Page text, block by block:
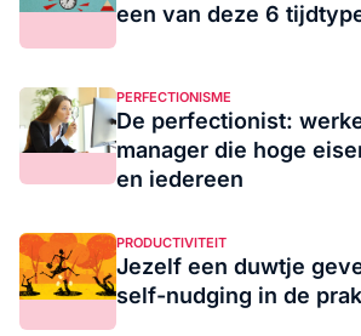
een van deze 6
PERFECTIONISME
De perfectionist:
manager die hoge
en iedereen
PRODUCTIVITEIT
Jezelf een duwtje
self-nudging in de